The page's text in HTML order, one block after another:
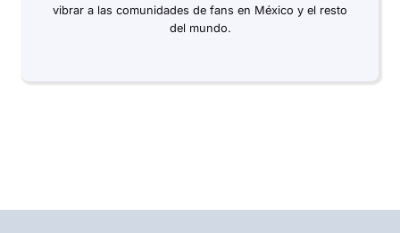
vibrar a las comunidades de fans en México y el resto
del mundo.